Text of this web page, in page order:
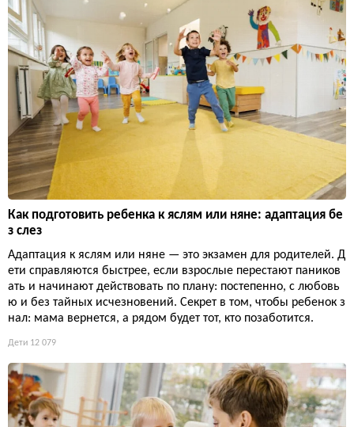
Как подготовить ребенка к яслям или няне: адаптация бе
з слез
Адаптация к яслям или няне — это экзамен для родителей. Д
ети справляются быстрее, если взрослые перестают паников
ать и начинают действовать по плану: постепенно, с любовь
ю и без тайных исчезновений. Секрет в том, чтобы ребенок з
нал: мама вернется, а рядом будет тот, кто позаботится.
Дети 12 079